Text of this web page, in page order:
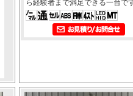
ら経験者まで満足できる一台で